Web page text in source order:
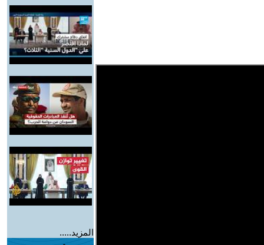
المزيد.....